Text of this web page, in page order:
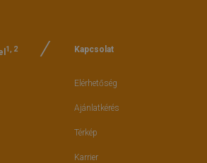
1, 2 Kapcsolat
Elérhetőség
Ajánlatkérés
Térkép
Karrier